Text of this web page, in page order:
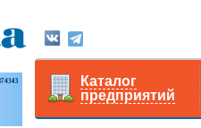
Каталог
предприятий